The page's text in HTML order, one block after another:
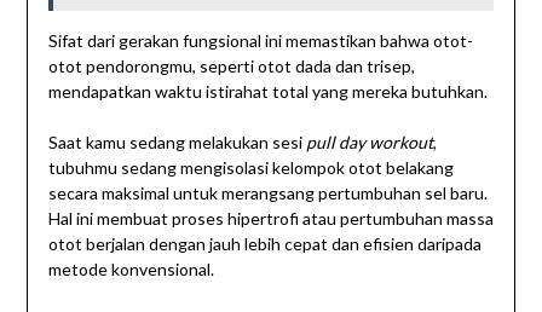
Sifat dari gerakan fungsional ini memastikan bahwa otot-
otot pendorongmu, seperti otot dada dan trisep,
mendapatkan waktu istirahat total yang mereka butuhkan.
Saat kamu sedang melakukan sesi pull day workout,
tubuhmu sedang mengisolasi kelompok otot belakang
secara maksimal untuk merangsang pertumbuhan sel baru.
Hal ini membuat proses hipertrofi atau pertumbuhan massa
otot berjalan dengan jauh lebih cepat dan efisien daripada
metode konvensional.